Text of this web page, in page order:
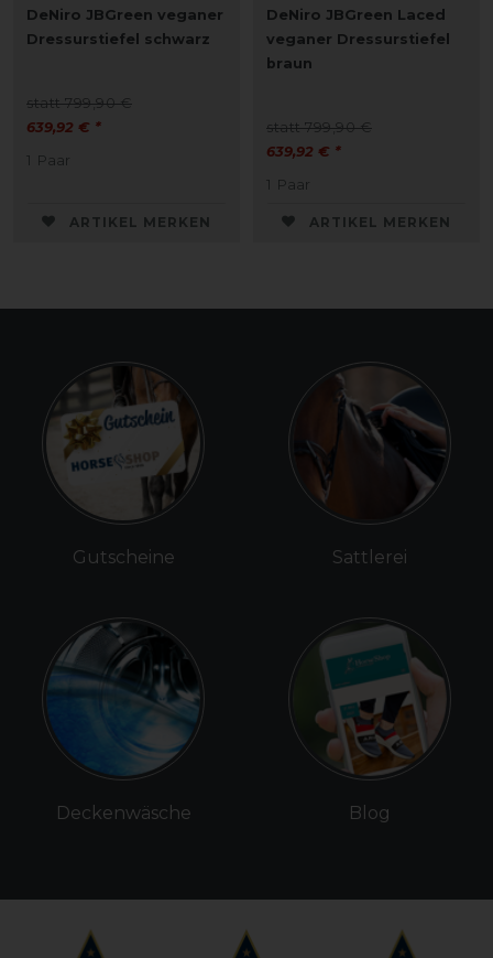
DeNiro JBGreen veganer
Dressurstiefel schwarz
statt 799,90 €
639,92 € *
1 Paar
ARTIKEL MERKEN
DeNiro JBGreen Laced
veganer Dressurstiefel
braun
statt 799,90 €
639,92 € *
1 Paar
ARTIKEL MERKEN
Gutscheine
Deckenwäsche
Sattlerei
Blog